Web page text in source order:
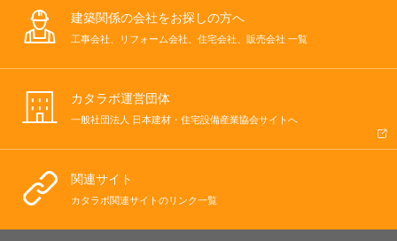
建築関係の会社をお探しの方へ
工事会社、リフォーム会社、住宅会社、販売会社 一覧
カタラボ運営団体
一般社団法人 日本建材・住宅設備産業協会サイトへ
関連サイト
カタラボ関連サイトのリンク一覧